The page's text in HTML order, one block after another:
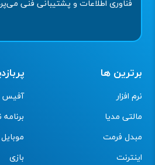
فناوری اطلاعات و پشتیبانی فنی
برترین ها
نرم افزار
مالتی مدیا
مبدل فرمت
اینترنت
آفیس
موبایل
بازی